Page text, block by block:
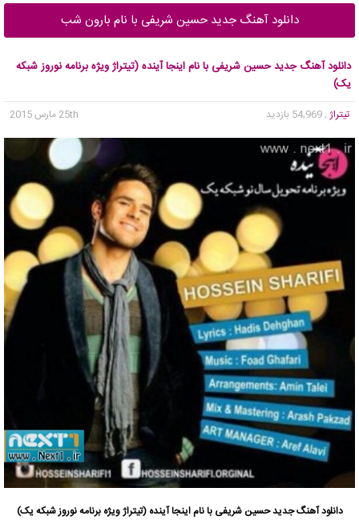
دانلود آهنگ جدید حسین شریفی با نام بارون شب
دانلود آهنگ جدید حسین شریفی با نام اینجا آینده (تیتراژ ویژه برنامه نوروز شبکه
یک)
تیتراژ , 54,969 بازدید 25th مارس 2015
دانلود آهنگ جدیدحسین شریفی با نام اینجا آینده (تیتراژ ویژه برنامه نوروز شبکه یک)